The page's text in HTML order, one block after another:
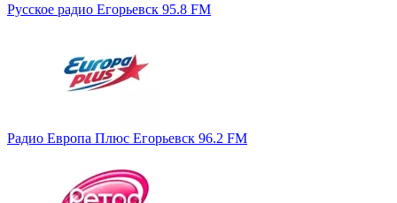
Русское радио Егорьевск 95.8 FM
Радио Европа Плюс Егорьевск 96.2 FM